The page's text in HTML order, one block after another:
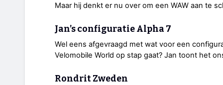
Maar hij denkt er nu over om een WAW aan te
Jan’s configuratie Alpha 7
Wel eens afgevraagd met wat voor een
Velomobile World op stap gaat? Jan toont het
Rondrit Zweden